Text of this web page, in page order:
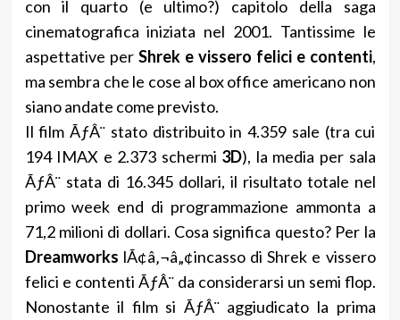
con il quarto (e ultimo?) capitolo della saga
cinematografica iniziata nel 2001. Tantissime le
aspettative per Shrek e vissero felici e contenti,
ma sembra che le cose al box office americano non
siano andate come previsto.
Il film ÃƒÂ¨ stato distribuito in 4.359 sale (tra cui
194 IMAX e 2.373 schermi 3D), la media per sala
ÃƒÂ¨ stata di 16.345 dollari, il risultato totale nel
primo week end di programmazione ammonta a
71,2 milioni di dollari. Cosa significa questo? Per la
Dreamworks lÃ¢â‚¬â„¢incasso di Shrek e vissero
felici e contenti ÃƒÂ¨ da considerarsi un semi flop.
Nonostante il film si ÃƒÂ¨ aggiudicato la prima